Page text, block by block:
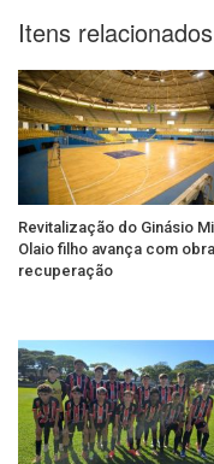
Itens
Revitalização do Ginásio
Olaio filho avança com
recuperação